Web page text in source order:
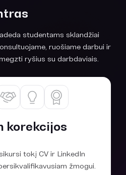
studentams sklandžiai
ruošiame darbui ir
ryšius su darbdaviais.
korekcijos
tokį CV ir LinkedIn
žmogui.